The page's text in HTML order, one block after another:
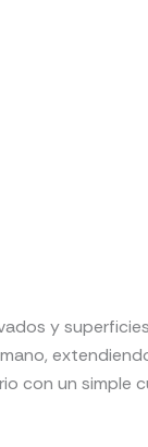
y
con un simple